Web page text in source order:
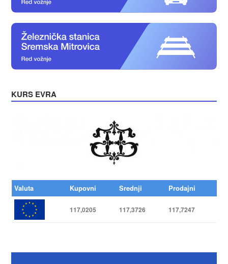
KURS EVRA
Valuta Kupovni Srednji Prodajni
117,0205 117,3726 117,7247